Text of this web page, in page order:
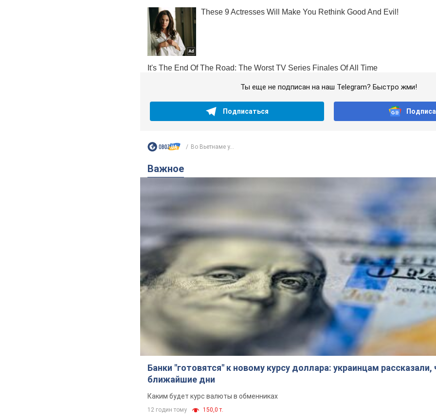
Ты еще не подписан на наш Telegram? Быстро жми!
Подписаться
Во Вьетнаме у...
Важное
Банки "готовятся" к новому курсу доллара: украинцам
ближайшие дни
Каким будет курс валюты в обменниках
12 годин тому 150,0 т.